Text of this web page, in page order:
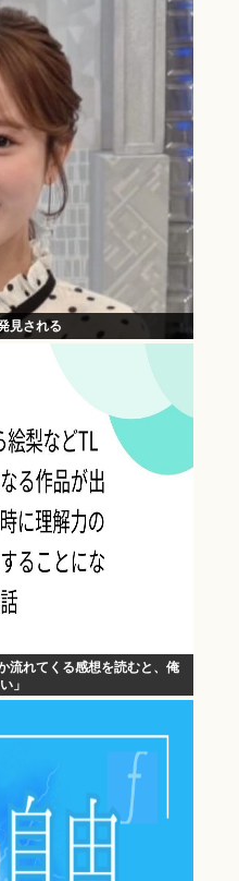
見される
流れてくる感想を読むと、俺
」